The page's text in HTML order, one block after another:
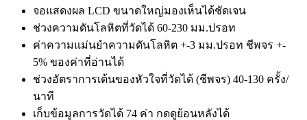
จอแสดงผล LCD ขนาดใหญ่มองเห็นได้ชัดเจน
ช่วงความดันโลหิตที่วัดได้ 60-230 มม.ปรอท
ค่าความแม่นยำความดันโลหิต +-3 มม.ปรอท ชีพจร +-
5% ของค่าที่อ่านได้
ช่วงอัตราการเต้นของหัวใจที่วัดได้ (ชีพจร) 40-130 ครั้ง/
นาที
เก็บข้อมูลการวัดได้ 74 ค่า กดดูย้อนหลังได้